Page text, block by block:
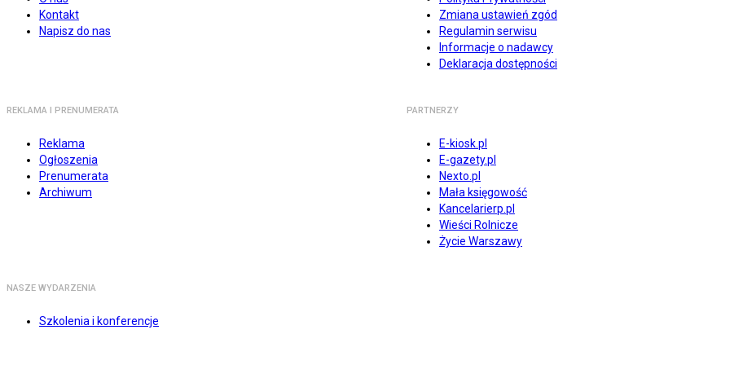
Kontakt
Napisz do nas
Zmiana ustawień zgód
Regulamin serwisu
Informacje o nadawcy
Deklaracja dostępności
REKLAMA I PRENUMERATA
Reklama
Ogłoszenia
Prenumerata
Archiwum
PARTNERZY
E-kiosk.pl
E-gazety.pl
Nexto.pl
Mała księgowość
Kancelarierp.pl
Wieści Rolnicze
Życie Warszawy
NASZE WYDARZENIA
Szkolenia i konferencje